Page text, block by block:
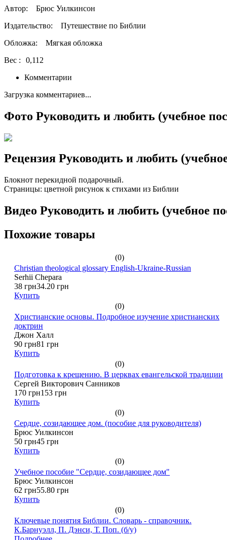
Автор:
Брюс Уилкинсон
Издательство:
Путешествие по Библии
Обложка: Мягкая обложка
Вес :
0,112
Комментарии
Загрузка комментариев...
Фото Руководить и любить (учебное
Рецензия Руководить и любить
Блокнот перекидной подарочный.
Страницы: цветной рисунок к стихами из Библии
Видео Руководить и любить (учебное
Похожие товары
(0)
Christian theological glossary English-Ukraine-Russian
Serhii Chepara
38 грн34.20 грн
Купить
(0)
Христианские основы. Подробное изучение христианских
доктрин
Джон Халл
90 грн81 грн
Купить
(0)
Подготовка к крещению. В церквах евангельской традиции
Сергей Викторович Санников
170 грн153 грн
Купить
(0)
Сердце, созидающее дом. (пособие для руководителя)
Брюс Уилкинсон
50 грн45 грн
Купить
(0)
Учебное пособие "Сердце, созидающее дом"
Брюс Уилкинсон
62 грн55.80 грн
Купить
(0)
Ключевые понятия Библии. Словарь - справочник.
К.Барнуэлл, П. Дэнси, Т. Поп. (б/у)